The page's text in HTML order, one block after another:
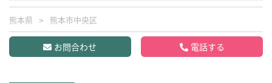
熊本県 熊本市中央区
お問合わせ 電話する